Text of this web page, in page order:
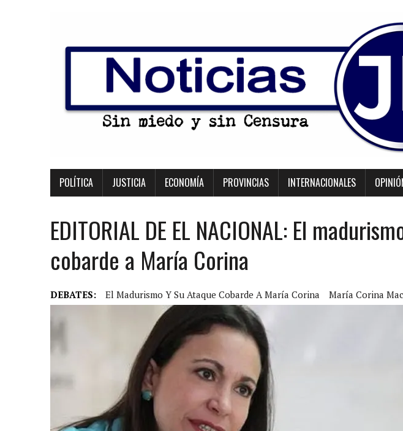
POLÍTICA JUSTICIA ECONOMÍA PROVINCIAS INTERNACIONALES
EDITORIAL DE EL NACIONAL: El
cobarde a María Corina
DEBATES: El Madurismo Y Su Ataque Cobarde A María Corina María Corina